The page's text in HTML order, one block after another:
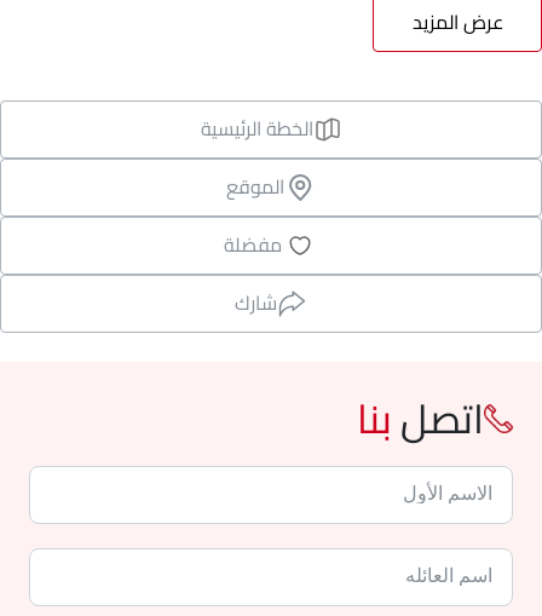
عرض المزيد
الخطة الرئيسية
الموقع
مفضلة
شارك
اتصلبنا